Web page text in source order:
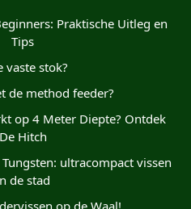
Praktische Uitleg en
Tips
vaste stok?
de method feeder?
op 4 Meter Diepte? Ontdek
De Hitch
ultracompact vissen
de stad
op de Waal!